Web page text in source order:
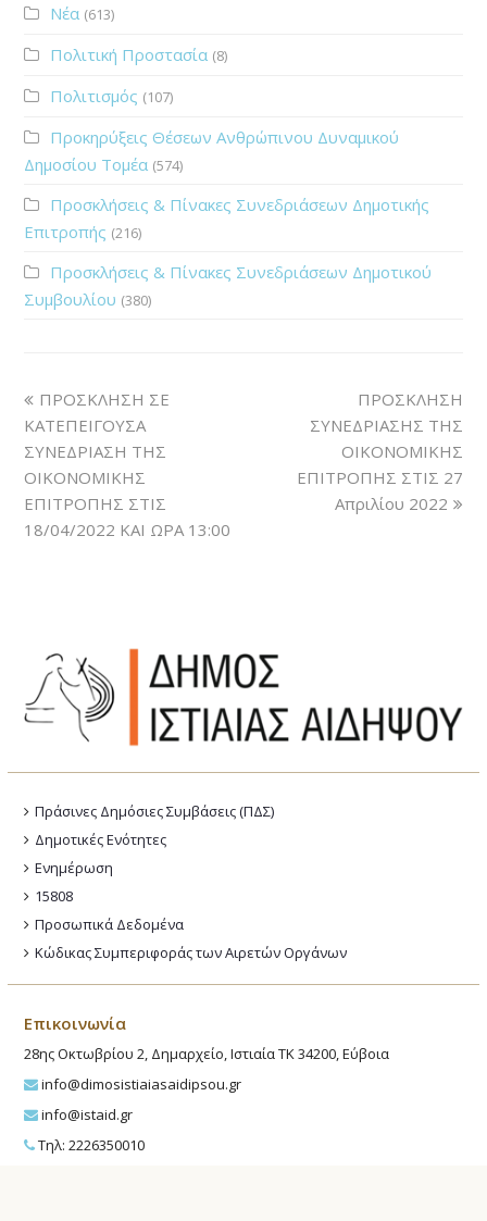
Νέα (613)
Πολιτική Προστασία (8)
Πολιτισμός (107)
Προκηρύξεις Θέσεων Ανθρώπινου Δυναμικού
Δημοσίου Τομέα (574)
Προσκλήσεις & Πίνακες Συνεδριάσεων Δημοτικής
Επιτροπής (216)
Προσκλήσεις & Πίνακες Συνεδριάσεων Δημοτικού
Συμβουλίου (380)
ΠΡΟΣΚΛΗΣΗ ΣΕ
ΚΑΤΕΠΕΙΓΟΥΣΑ
ΣΥΝΕΔΡΙΑΣΗ ΤΗΣ
ΟΙΚΟΝΟΜΙΚΗΣ
ΕΠΙΤΡΟΠΗΣ ΣΤΙΣ
18/04/2022 ΚΑΙ ΩΡΑ 13:00
ΠΡΟΣΚΛΗΣΗ
ΣΥΝΕΔΡΙΑΣΗΣ ΤΗΣ
ΟΙΚΟΝΟΜΙΚΗΣ
ΕΠΙΤΡΟΠΗΣ ΣΤΙΣ 27
Απριλίου 2022
Πράσινες Δημόσιες Συμβάσεις (ΠΔΣ)
Δημοτικές Ενότητες
Ενημέρωση
15808
Προσωπικά Δεδομένα
Κώδικας Συμπεριφοράς των Αιρετών Οργάνων
Επικοινωνία
28ης Οκτωβρίου 2, Δημαρχείο, Ιστιαία ΤΚ 34200, Εύβοια
info@dimosistiaiasaidipsou.gr
info@istaid.gr
Τηλ: 2226350010